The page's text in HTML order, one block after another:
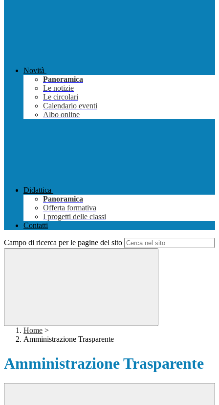
Novità
Panoramica
Le notizie
Le circolari
Calendario eventi
Albo online
Didattica
Panoramica
Offerta formativa
I progetti delle classi
Contatti
Campo di ricerca per le pagine del sito
Home >
Amministrazione Trasparente
Amministrazione Trasparente